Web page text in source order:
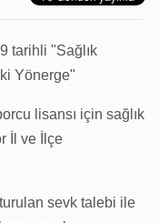
tarihli "Sağlık
Yönerge"
lisansı için sağlık
İl ve İlçe
sevk talebi ile